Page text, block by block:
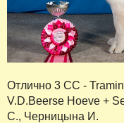
Отлично 3 СС -
V.D.Beerse Hoeve +
С., Черницына И.